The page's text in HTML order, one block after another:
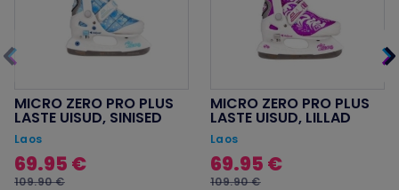
MICRO ZERO PRO PLUS
LASTE UISUD, SINISED
Laos
69.95 €
109.90 €
MICRO ZERO PRO PLUS
LASTE UISUD, LILLAD
Laos
69.95 €
109.90 €